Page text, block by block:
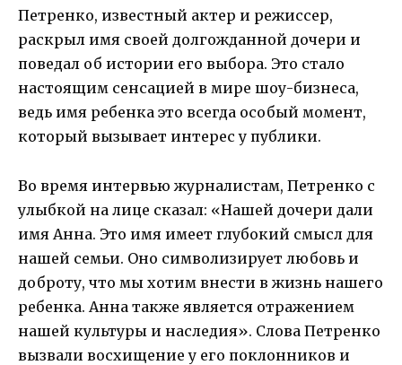
Петренко, известный актер и режиссер,
раскрыл имя своей долгожданной дочери и
поведал об истории его выбора. Это стало
настоящим сенсацией в мире шоу-бизнеса,
ведь имя ребенка это всегда особый момент,
который вызывает интерес у публики.
Во время интервью журналистам, Петренко с
улыбкой на лице сказал: «Нашей дочери дали
имя Анна. Это имя имеет глубокий смысл для
нашей семьи. Оно символизирует любовь и
доброту, что мы хотим внести в жизнь нашего
ребенка. Анна также является отражением
нашей культуры и наследия». Слова Петренко
вызвали восхищение у его поклонников и